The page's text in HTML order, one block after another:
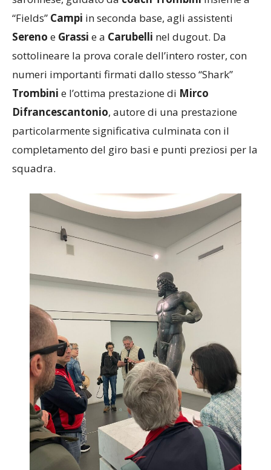
saronnese, guidato dacoach Trombiniinsieme a
“Fields” Campiin seconda base, agli assistenti
SerenoeGrassie aCarubellinel dugout. Da
sottolineare la prova corale dell’intero roster, con
numeri importanti firmati dallo stesso “Shark”
Trombinie l’ottima prestazione di Mirco
Difrancescantonio, autore di una prestazione
particolarmente significativa culminata con il
completamento del giro basi e punti preziosi per la